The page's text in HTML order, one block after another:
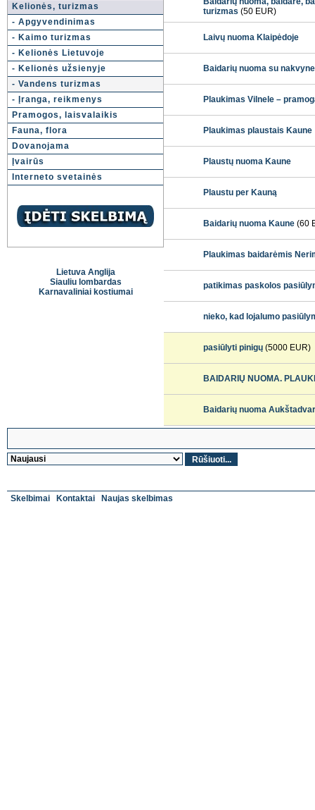
Kelionės, turizmas
- Apgyvendinimas
- Kaimo turizmas
- Kelionės Lietuvoje
- Kelionės užsienyje
- Vandens turizmas
- Įranga, reikmenys
Pramogos, laisvalaikis
Fauna, flora
Dovanojama
Įvairūs
Interneto svetainės
Lietuva Anglija
Siauliu lombardas
Karnavaliniai kostiumai
turizmas (50 EUR)
Laivų nuoma Klaipėdoje
Baidarių nuoma su
Plaukimas Vilnele –
Plaukimas plaustais Kaune
Plaustų nuoma Kaune
Plaustu per Kauną
Baidarių nuoma Kaune (60
Plaukimas baidarėmis
patikimas paskolos
nieko, kad lojalumo
pasiūlyti pinigų (5000 EUR)
BAIDARIŲ NUOMA.
Baidarių nuoma
Skelbimai Kontaktai Naujas skelbimas